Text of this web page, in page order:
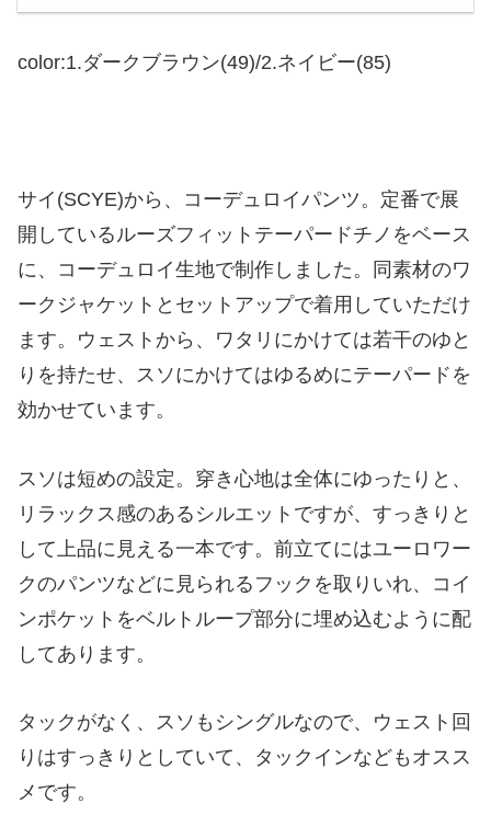
color:1.ダークブラウン(49)/2.ネイビー(85)
サイ(SCYE)から、コーデュロイパンツ。定番で展
開しているルーズフィットテーパードチノをベース
に、コーデュロイ生地で制作しました。同素材のワ
ークジャケットとセットアップで着用していただけ
ます。ウェストから、ワタリにかけては若干のゆと
りを持たせ、スソにかけてはゆるめにテーパードを
効かせています。
スソは短めの設定。穿き心地は全体にゆったりと、
リラックス感のあるシルエットですが、すっきりと
して上品に見える一本です。前立てにはユーロワー
クのパンツなどに見られるフックを取りいれ、コイ
ンポケットをベルトループ部分に埋め込むように配
してあります。
タックがなく、スソもシングルなので、ウェスト回
りはすっきりとしていて、タックインなどもオスス
メです。